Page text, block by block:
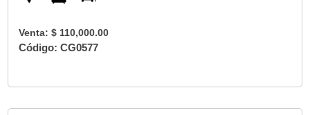
Venta: $ 110,000.00
Código: CG0577